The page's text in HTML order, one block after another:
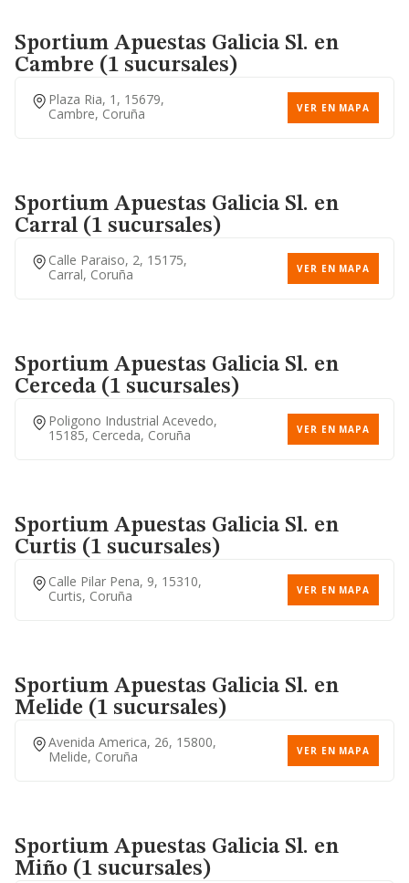
Sportium Apuestas Galicia Sl. en
Cambre (1 sucursales)
Plaza Ria, 1, 15679,
Cambre, Coruña
VER EN MAPA
Sportium Apuestas Galicia Sl. en
Carral (1 sucursales)
Calle Paraiso, 2, 15175,
Carral, Coruña
VER EN MAPA
Sportium Apuestas Galicia Sl. en
Cerceda (1 sucursales)
Poligono Industrial Acevedo,
15185, Cerceda, Coruña
VER EN MAPA
Sportium Apuestas Galicia Sl. en
Curtis (1 sucursales)
Calle Pilar Pena, 9, 15310,
Curtis, Coruña
VER EN MAPA
Sportium Apuestas Galicia Sl. en
Melide (1 sucursales)
Avenida America, 26, 15800,
Melide, Coruña
VER EN MAPA
Sportium Apuestas Galicia Sl. en
Miño (1 sucursales)